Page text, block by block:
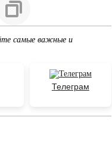
самые важные и
Телеграм